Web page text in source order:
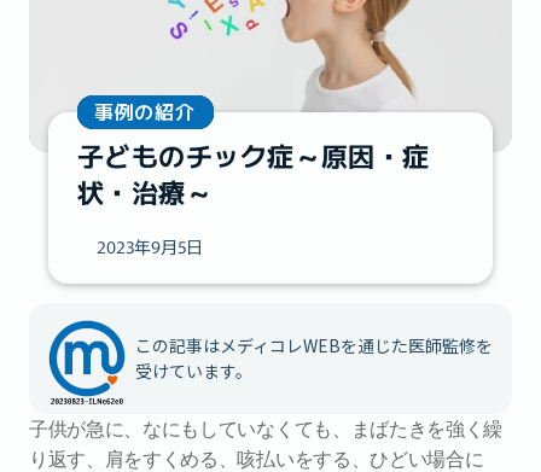
事例の紹介
子どものチック症～原因・症
状・治療～
2023年9月5日
この記事はメディコレWEBを通じた医師監修を
受けています。
子供が急に、なにもしていなくても、まばたきを強く繰
り返す、肩をすくめる、咳払いをする、ひどい場合に